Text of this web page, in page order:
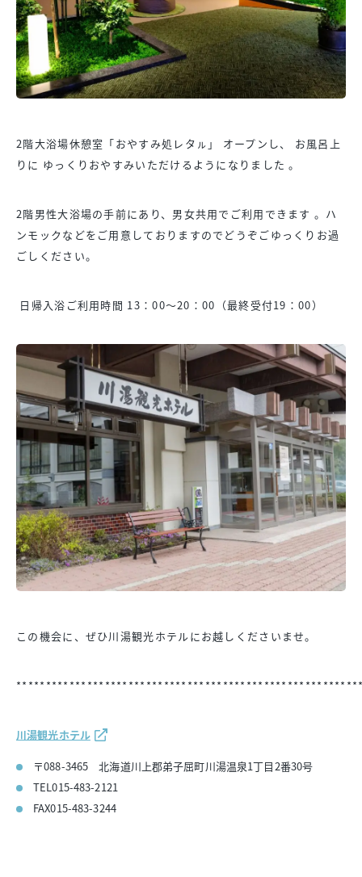
2階大浴場休憩室「おやすみ処レタㇽ」 オープンし、 お風呂上
りに ゆっくりおやすみいただけるようになりました 。
2階男性大浴場の手前にあり、男女共用でご利用できます 。ハ
ンモックなどをご用意しておりますのでどうぞごゆっくりお過
ごしください。
日帰入浴ご利用時間 13：00～20：00（最終受付19：00）
この機会に、ぜひ川湯観光ホテルにお越しくださいませ。
川湯観光ホテル
〒088-3465 北海道川上郡弟子屈町川湯温泉1丁目2番30号
TEL015-483-2121
FAX015-483-3244